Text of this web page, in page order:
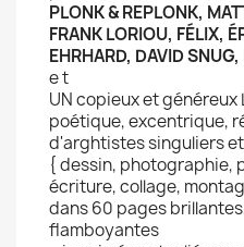
PLONK & REPLONK,
FRANK LORIOU, FÉLIX,
EHRHARD, DAVID
e t
UN copieux et généreux
poétique, excentrique,
d'arghtistes singuliers
{ dessin, photographie,
écriture, collage,
dans 60 pages
flamboyantes